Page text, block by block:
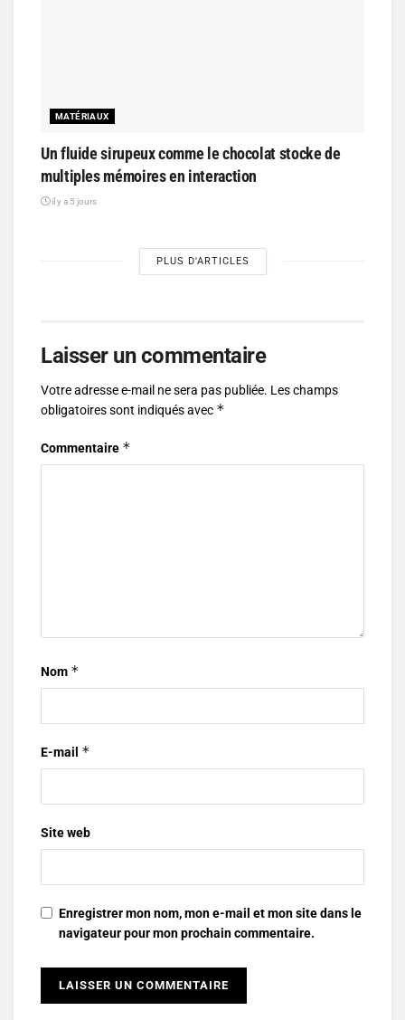
MATÉRIAUX
Un fluide sirupeux comme le chocolat stocke de
multiples mémoires en interaction
il y a 5 jours
PLUS D'ARTICLES
Laisser un commentaire
Votre adresse e-mail ne sera pas publiée. Les champs
obligatoires sont indiqués avec *
Commentaire *
Nom *
E-mail *
Site web
Enregistrer mon nom, mon e-mail et mon site dans le
navigateur pour mon prochain commentaire.